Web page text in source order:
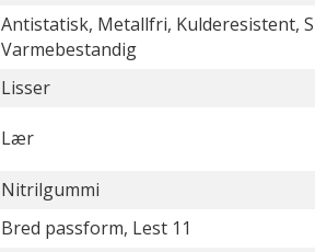
Antistatisk, Metallfri, Kulderesistent,
Varmebestandig
Lisser
Lær
Nitrilgummi
Bred passform, Lest 11